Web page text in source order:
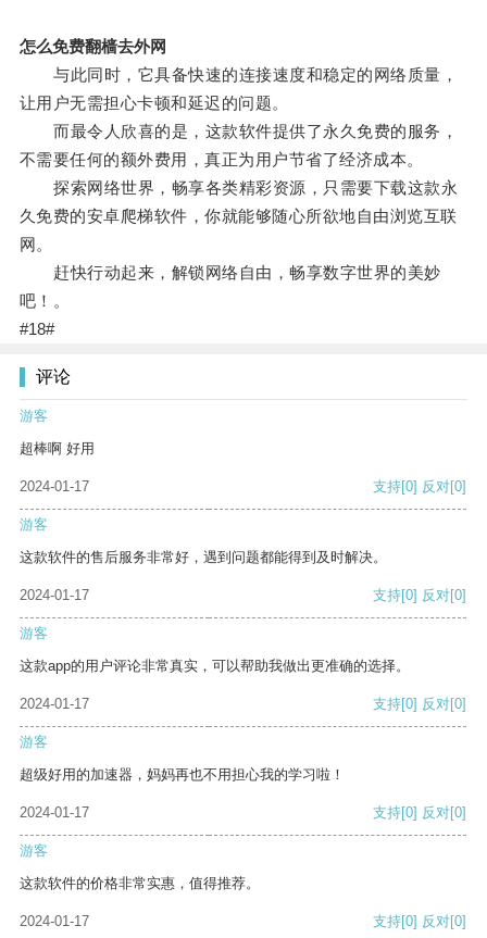
怎么免费翻樯去外网
与此同时，它具备快速的连接速度和稳定的网络质量，
让用户无需担心卡顿和延迟的问题。
而最令人欣喜的是，这款软件提供了永久免费的服务，
不需要任何的额外费用，真正为用户节省了经济成本。
探索网络世界，畅享各类精彩资源，只需要下载这款永
久免费的安卓爬梯软件，你就能够随心所欲地自由浏览互联
网。
赶快行动起来，解锁网络自由，畅享数字世界的美妙
吧！。
#18#
评论
游客
超棒啊 好用
2024-01-17 支持[0] 反对[0]
游客
这款软件的售后服务非常好，遇到问题都能得到及时解决。
2024-01-17 支持[0] 反对[0]
游客
这款app的用户评论非常真实，可以帮助我做出更准确的选择。
2024-01-17 支持[0] 反对[0]
游客
超级好用的加速器，妈妈再也不用担心我的学习啦！
2024-01-17 支持[0] 反对[0]
游客
这款软件的价格非常实惠，值得推荐。
2024-01-17 支持[0] 反对[0]